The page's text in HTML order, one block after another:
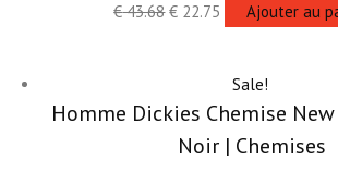
€43.68 € 22.75 Ajouter au
Sale!
Homme Dickies Chemise
Noir | Chemises